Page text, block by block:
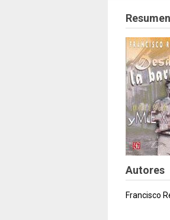
Autores
Francisco